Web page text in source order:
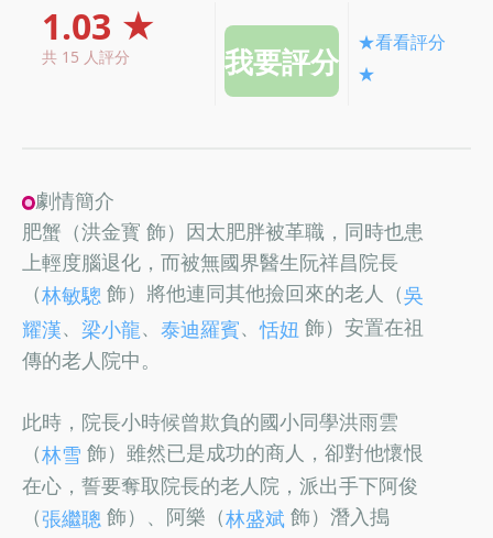
1.03 ★
共 15 人評分
★看看評分
★
劇情簡介
肥蟹（洪金寳 飾）因太肥胖被革職，同時也患
上輕度腦退化，而被無國界醫生阮祥昌院長
（林敏驄 飾）將他連同其他撿回來的老人（吳
耀漢、 梁小龍、 泰迪羅賓、恬妞 飾）安置在祖
傳的老人院中。
此時，院長小時候曾欺負的國小同學洪雨雲
（林雪 飾）雖然已是成功的商人，卻對他懷恨
在心，誓要奪取院長的老人院，派出手下阿俊
（張繼聰 飾）、阿樂（林盛斌 飾）潛入搗